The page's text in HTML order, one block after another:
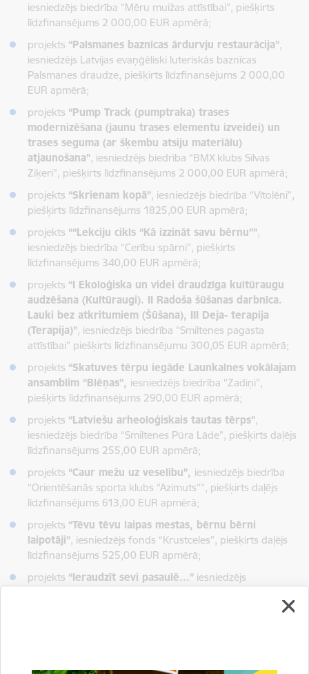
iesniedzējs biedrība “Mēru muižas attīstībai”, piešķirts
līdzfinansējums 2 000,00 EUR apmērā;
projekts “Palsmanes baznīcas ārdurvju restaurācija”,
iesniedzējs Latvijas evaņģēliski luteriskās baznīcas
Palsmanes draudze, piešķirts līdzfinansējums 2 000,00
EUR apmērā;
projekts “Pump Track (pumptraka) trases
modernizēšana (jaunu trases elementu izveidei) un
trases seguma (ar šķembu atsiju materiālu)
atjaunošana”, iesniedzējs biedrība “BMX klubs Silvas
Ziķeri”, piešķirts līdzfinansējums 2 000,00 EUR apmērā;
projekts “Skrienam kopā”, iesniedzējs biedrība “Vītolēni”,
piešķirts līdzfinansējums 1825,00 EUR apmērā;
projekts ““Lekciju cikls “Kā izzināt savu bērnu””,
iesniedzējs biedrība “Cerību spārni”, piešķirts
līdzfinansējums 340,00 EUR apmērā;
projekts “I Ekoloģiska un videi draudzīga kultūraugu
audzēšana (Kultūraugi). II Radoša šūšanas darbnīca.
Lauki bez atkritumiem (Šūšana), III Deja- terapija
(Terapija)”, iesniedzējs biedrība “Smiltenes pagasta
attīstībai” piešķirts līdzfinansējumu 300,05 EUR apmērā;
projekts “Skatuves tērpu iegāde Launkalnes vokālajam
ansamblim “Blēņas”, iesniedzējs biedrība “Zadiņi”,
piešķirts līdzfinansējums 290,00 EUR apmērā;
projekts “Latviešu arheoloģiskais tautas tērps”,
iesniedzējs biedrība “Smiltenes Pūra Lāde”, piešķirts daļējs
līdzfinansējums 255,00 EUR apmērā;
projekts “Caur mežu uz veselību”, iesniedzējs biedrība
“Orientēšanās sporta klubs “Azimuts””, piešķirts daļējs
līdzfinansējums 613,00 EUR apmērā;
projekts “Tēvu tēvu laipas mestas, bērnu bērni
laipotāji”, iesniedzējs fonds “Krustceles”, piešķirts daļējs
līdzfinansējums 525,00 EUR apmērā;
projekts “Ieraudzīt sevi pasaulē…” iesniedzējs
Projektu konkursa mērķis ir ar līdzfinansējumu atbalstīt